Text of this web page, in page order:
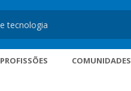
PROFISSÕES COMUNIDADES